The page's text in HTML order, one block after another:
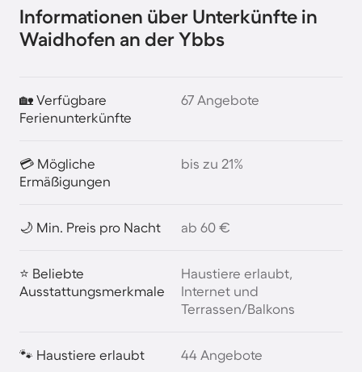
Informationen über Unterkünfte in
Waidhofen an der Ybbs
🏡 Verfügbare
Ferienunterkünfte
67 Angebote
💳 Mögliche
Ermäßigungen
bis zu 21%
🌙 Min. Preis pro Nacht ab 60 €
⭐ Beliebte
Ausstattungsmerkmale
Haustiere erlaubt,
Internet und
Terrassen/Balkons
🐾 Haustiere erlaubt 44 Angebote